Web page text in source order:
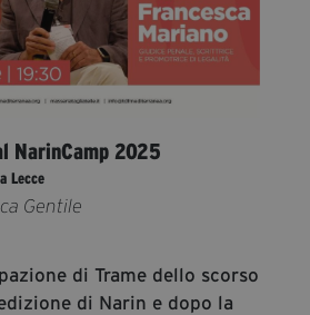
NarinCamp 2025
Lecce
Gentile
di Trame dello scorso
di Narin e dopo la